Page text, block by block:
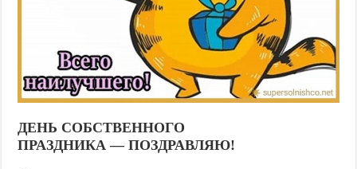
ДЕНЬ СОБСТВЕННОГО
ПРАЗДНИКА — ПОЗДРАВЛЯЮ!